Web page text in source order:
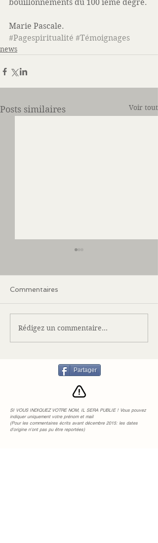
bouillonnements du 100 ième degré.
Marie Pascale.
#Pagespiritualité #Témoignages
news
Posts similaires Voir tout
Cécile en juillet 2016
#52
Commentaires
Rédigez un commentaire...
Partager
SI VOUS INDIQUEZ VOTRE NOM, IL SERA PUBLIE ! Vous pouvez
indiquer uniquement votre prénom et mail
(Pour les commentaires écrits avant décembre 2015: les dates
d'origine n'ont pas pu être reportées)